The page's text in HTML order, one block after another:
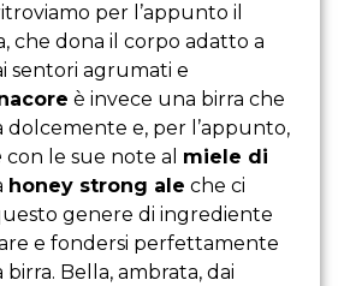
per l’appunto il
che dona il corpo adatto a
sentori agrumati e
è invece una birra che
dolcemente e, per l’appunto,
con le sue note al miele di
honey strong ale che ci
genere di ingrediente
e fondersi perfettamente
Bella, ambrata, dai